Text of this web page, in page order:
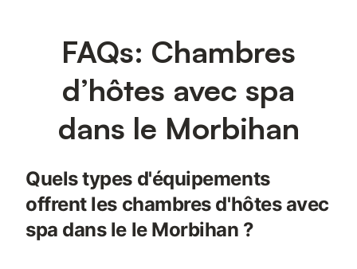
FAQs: Chambres
d’hôtes avec spa
dans le Morbihan
Quels types d'équipements
offrent les chambres d'hôtes avec
spa dans le le Morbihan ?